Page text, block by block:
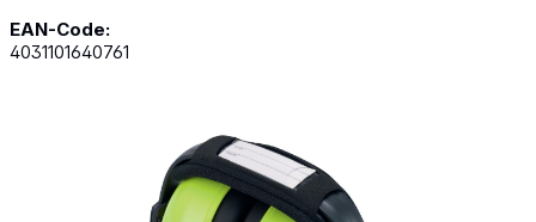
EAN-Code:
4031101640761
Bildergalerie überspringen